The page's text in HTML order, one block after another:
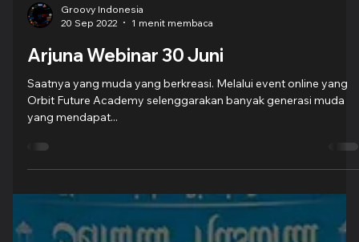
20 Sep 2022
1 menit membaca
Arjuna Webinar 30 Juni
Saatnya yang muda yang berkreasi. Melalui event online yang